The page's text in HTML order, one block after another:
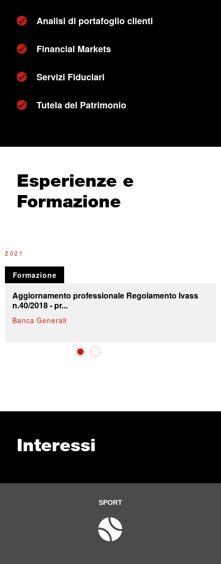
Analisi di portafoglio clienti
Financial Markets
Servizi Fiduciari
Tutela del Patrimonio
Esperienze e
Formazione
2021
Formazione
Aggiornamento professionale Regolamento Ivass
n.40/2018 - pr...
Banca Generali
Interessi
SPORT